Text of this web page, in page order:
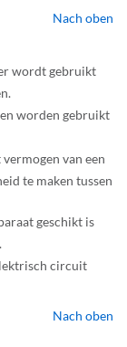
Nach oben
wordt gebruikt
worden gebruikt
van een
te maken tussen
geschikt is
circuit
Nach oben